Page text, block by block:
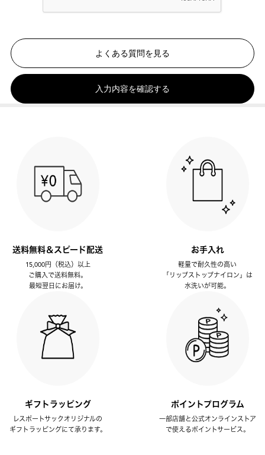
よくある質問を見る
入力内容を確認する
送料無料＆スピード配送
15,000円（税込）以上
ご購入で送料無料。
最短翌日にお届け。
お手入れ
軽量で耐久性の高い
「リップストップナイロン」は
水洗いが可能。
ギフトラッピング
レスポートサックオリジナルの
ギフトラッピングにて承ります。
ポイントプログラム
一部店舗と公式オンラインストア
で使えるポイントサービス。